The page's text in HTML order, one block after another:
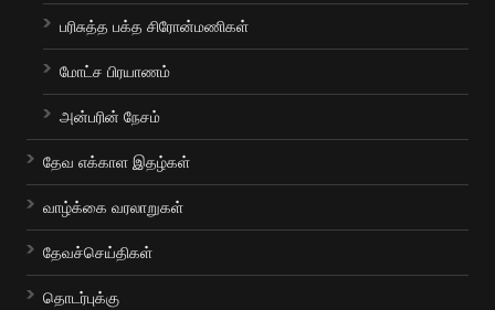
பரிசுத்த பக்த சிரோன்மணிகள்
மோட்ச பிரயாணம்
அன்பரின் நேசம்
தேவ எக்காள இதழ்கள்
வாழ்க்கை வரலாறுகள்
தேவச்செய்திகள்
தொடர்புக்கு